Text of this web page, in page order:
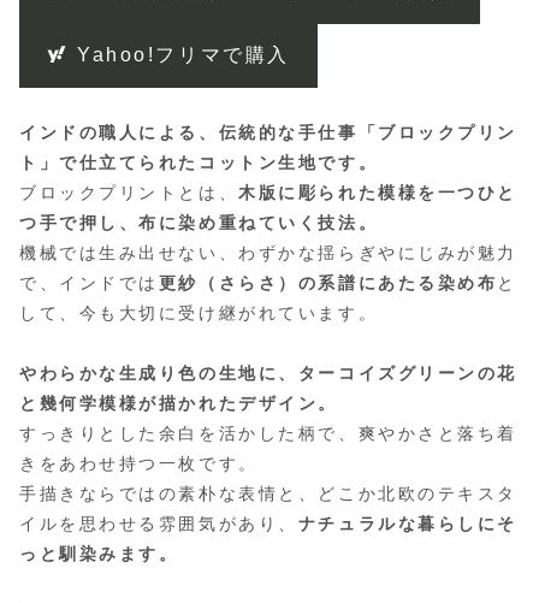
Yahoo!フリマで購入
インドの職人による、伝統的な手仕事「ブロックプリン
ト」で仕立てられたコットン生地です。
ブロックプリントとは、木版に彫られた模様を一つひと
つ手で押し、布に染め重ねていく技法。
機械では生み出せない、わずかな揺らぎやにじみが魅力
で、インドでは 更紗（さらさ）の系譜にあたる染め布 と
して、今も大切に受け継がれています。
やわらかな生成り色の生地に、ターコイズグリーンの花
と幾何学模様が描かれたデザイン。
すっきりとした余白を活かした柄で、爽やかさと落ち着
きをあわせ持つ一枚です。
手描きならではの素朴な表情と、どこか北欧のテキスタ
イルを思わせる雰囲気があり、 ナチュラルな暮らしにそ
っと馴染みます。